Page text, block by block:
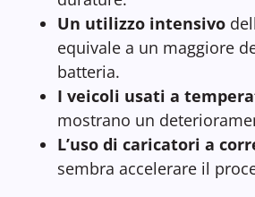
Un utilizzo intensivo
equivale a un maggiore
batteria.
I veicoli usati a
mostrano un
L’uso di caricatori a
sembra accelerare il